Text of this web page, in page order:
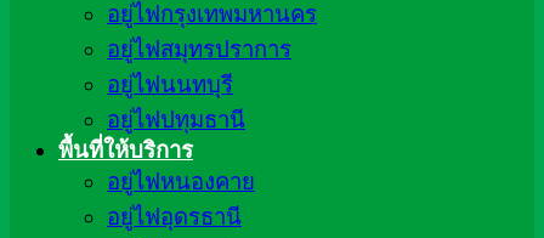
อยู่ไฟกรุงเทพมหานคร
อยู่ไฟสมุทรปราการ
อยู่ไฟนนทบุรี
อยู่ไฟปทุมธานี
พื้นที่ให้บริการ
อยู่ไฟหนองคาย
อยู่ไฟอุดรธานี